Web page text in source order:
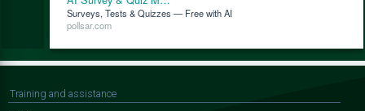
Surveys, Tests & Quizzes — Free with AI
pollsar.com
Training and assistance